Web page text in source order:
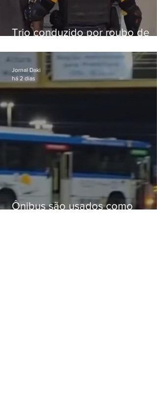
Trio conduzido por roubo de
passagens
Ônibus são usados como
Jornal Daki
há 2 dias